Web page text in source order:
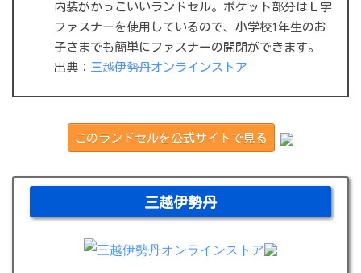
内装がかっこいいランドセル。ポケット部分はＬ字
ファスナーを使用しているので、小学校1年生のお
子さまでも簡単にファスナーの開閉ができます。
出典： 三越伊勢丹オンラインストア
このランドセルを公式サイトで見る
三越伊勢丹